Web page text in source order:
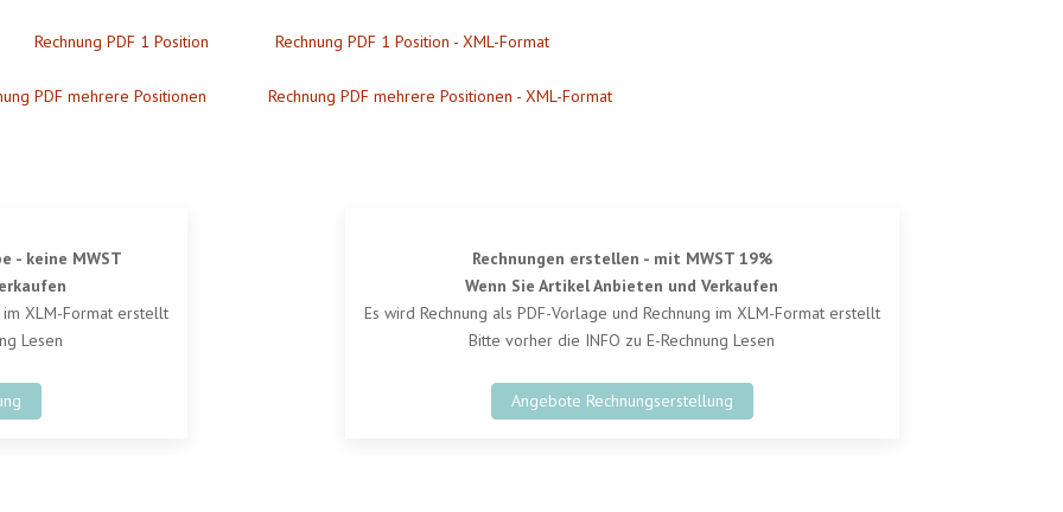
Rechnung PDF 1 Position Rechnung PDF 1 Position - XML-Format
PDF mehrere Positionen Rechnung PDF mehrere Positionen - XML-Format
- keine MWST
im XLM-Format erstellt
Lesen
Rechnungen erstellen - mit MWST 19%
Wenn Sie Artikel Anbieten und Verkaufen
Es wird Rechnung als PDF-Vorlage und Rechnung im XLM-Format erstellt
Bitte vorher die INFO zu E-Rechnung Lesen
Angebote Rechnungserstellung